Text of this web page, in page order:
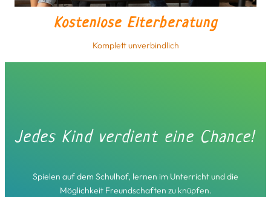
Kostenlose Elterberatung
Komplett unverbindlich
Jedes Kind verdient eine Chance!
Spielen auf dem Schulhof, lernen im Unterricht und die
Möglichkeit Freundschaften zu knüpfen.